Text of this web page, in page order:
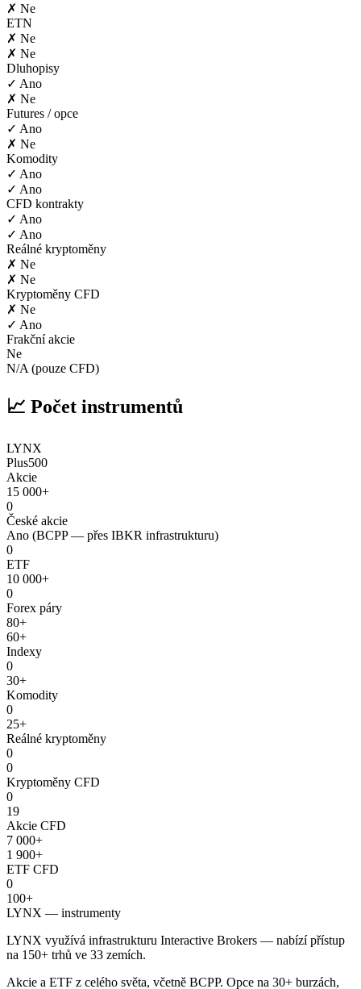
✗ Ne
ETN
✗ Ne
✗ Ne
Dluhopisy
✓ Ano
✗ Ne
Futures / opce
✓ Ano
✗ Ne
Komodity
✓ Ano
✓ Ano
CFD kontrakty
✓ Ano
✓ Ano
Reálné kryptoměny
✗ Ne
✗ Ne
Kryptoměny CFD
✗ Ne
✓ Ano
Frakční akcie
Ne
N/A (pouze CFD)
📈 Počet instrumentů
LYNX
Plus500
Akcie
15 000+
0
České akcie
Ano (BCPP — přes IBKR infrastrukturu)
0
ETF
10 000+
0
Forex páry
80+
60+
Indexy
0
30+
Komodity
0
25+
Reálné kryptoměny
0
0
Kryptoměny CFD
0
19
Akcie CFD
7 000+
1 900+
ETF CFD
0
100+
LYNX — instrumenty
LYNX využívá infrastrukturu Interactive Brokers — nabízí přístup
na 150+ trhů ve 33 zemích.
Akcie a ETF z celého světa, včetně BCPP. Opce na 30+ burzách,